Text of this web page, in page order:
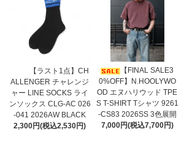
【ラスト1点】CH
ALLENGER チャレンジ
ャー LINE SOCKS ライ
ンソックス CLG-AC 026
-041 2026AW BLACK
2,300円(税込2,530円)
【FINAL SALE3
0%OFF】N.HOOLYWO
OD エヌハリウッド TPE
S T-SHIRT Tシャツ 9261
-CS83 2026SS 3色展開
7,000円(税込7,700円)